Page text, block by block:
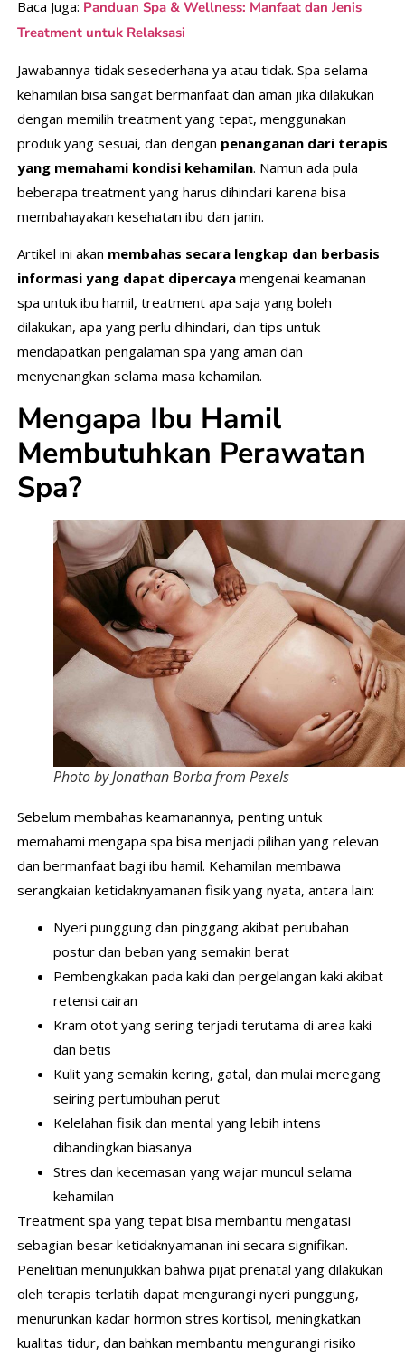
Baca Juga: Panduan Spa & Wellness: Manfaat dan Jenis
Treatment untuk Relaksasi
Jawabannya tidak sesederhana ya atau tidak. Spa selama
kehamilan bisa sangat bermanfaat dan aman jika dilakukan
dengan memilih treatment yang tepat, menggunakan
produk yang sesuai, dan dengan penanganan dari terapis
yang memahami kondisi kehamilan. Namun ada pula
beberapa treatment yang harus dihindari karena bisa
membahayakan kesehatan ibu dan janin.
Artikel ini akan membahas secara lengkap dan berbasis
informasi yang dapat dipercayamengenai keamanan
spa untuk ibu hamil, treatment apa saja yang boleh
dilakukan, apa yang perlu dihindari, dan tips untuk
mendapatkan pengalaman spa yang aman dan
menyenangkan selama masa kehamilan.
Mengapa Ibu Hamil
Membutuhkan Perawatan
Spa?
Photo by Jonathan Borba from Pexels
Sebelum membahas keamanannya, penting untuk
memahami mengapa spa bisa menjadi pilihan yang relevan
dan bermanfaat bagi ibu hamil. Kehamilan membawa
serangkaian ketidaknyamanan fisik yang nyata, antara lain:
Nyeri punggung dan pinggang akibat perubahan
postur dan beban yang semakin berat
Pembengkakan pada kaki dan pergelangan kaki akibat
retensi cairan
Kram otot yang sering terjadi terutama di area kaki
dan betis
Kulit yang semakin kering, gatal, dan mulai meregang
seiring pertumbuhan perut
Kelelahan fisik dan mental yang lebih intens
dibandingkan biasanya
Stres dan kecemasan yang wajar muncul selama
kehamilan
Treatment spa yang tepat bisa membantu mengatasi
sebagian besar ketidaknyamanan ini secara signifikan.
Penelitian menunjukkan bahwa pijat prenatal yang dilakukan
oleh terapis terlatih dapat mengurangi nyeri punggung,
menurunkan kadar hormon stres kortisol, meningkatkan
kualitas tidur, dan bahkan membantu mengurangi risiko